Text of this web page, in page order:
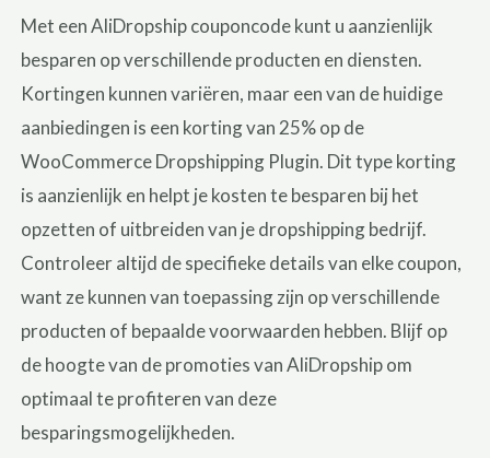
Met een AliDropship couponcode kunt u aanzienlijk
besparen op verschillende producten en diensten.
Kortingen kunnen variëren, maar een van de huidige
aanbiedingen is een korting van 25% op de
WooCommerce Dropshipping Plugin. Dit type korting
is aanzienlijk en helpt je kosten te besparen bij het
opzetten of uitbreiden van je dropshipping bedrijf.
Controleer altijd de specifieke details van elke coupon,
want ze kunnen van toepassing zijn op verschillende
producten of bepaalde voorwaarden hebben. Blijf op
de hoogte van de promoties van AliDropship om
optimaal te profiteren van deze
besparingsmogelijkheden.